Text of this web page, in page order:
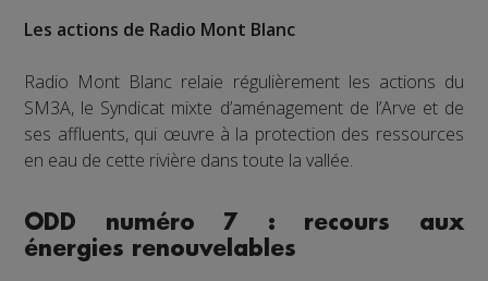
Les actions de Radio Mont Blanc
Radio Mont Blanc relaie régulièrement les actions du
SM3A, le Syndicat mixte d’aménagement de l’Arve et de
ses affluents, qui œuvre à la protection des ressources
en eau de cette rivière dans toute la vallée.
ODD numéro 7 : recours aux
énergies renouvelables